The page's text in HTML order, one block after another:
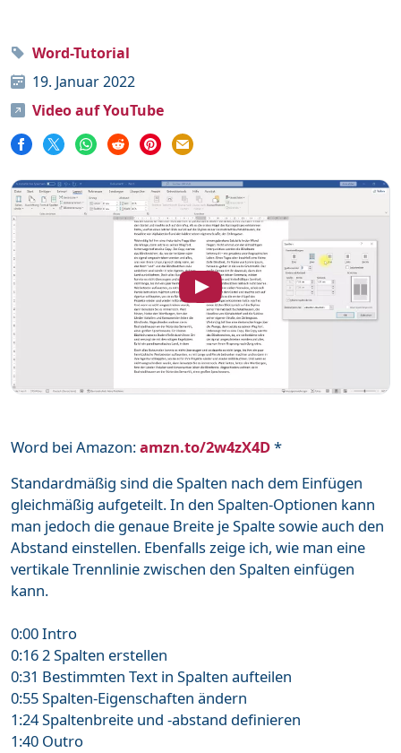
Word-Tutorial
19. Januar 2022
Video auf YouTube
Word bei Amazon:amzn.to/2w4zX4D*
Standardmäßig sind die Spalten nach dem Einfügen
gleichmäßig aufgeteilt. In den Spalten-Optionen kann
man jedoch die genaue Breite je Spalte sowie auch den
Abstand einstellen. Ebenfalls zeige ich, wie man eine
vertikale Trennlinie zwischen den Spalten einfügen
kann.
0:00 Intro
0:16 2 Spalten erstellen
0:31 Bestimmten Text in Spalten aufteilen
0:55 Spalten-Eigenschaften ändern
1:24 Spaltenbreite und -abstand definieren
1:40 Outro
Impressum & Datenschutz